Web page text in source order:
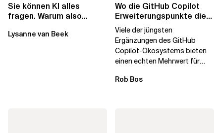
Sie können KI alles
fragen. Warum also
noch?
Lysanne van Beek
Wo die GitHub Copilot
Erweiterungspunkte die
Governance brechen
Viele der jüngsten
Ergänzungen des GitHub
Copilot-Ökosystems bieten
einen echten Mehrwert für
aber auch die...
Rob Bos